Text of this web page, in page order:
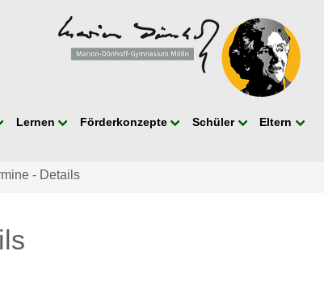
Lernen Förderkonzepte Schüler Eltern
- Details